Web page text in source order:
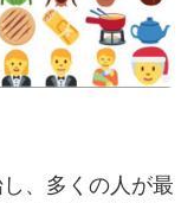
し、多くの人が最